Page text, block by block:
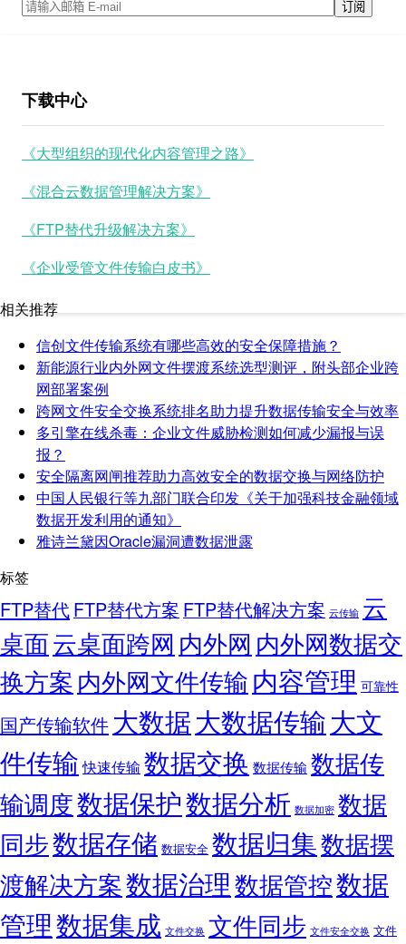
下载中心
《大型组织的现代化内容管理之路》
《混合云数据管理解决方案》
《FTP替代升级解决方案》
《企业受管文件传输白皮书》
相关推荐
信创文件传输系统有哪些高效的安全保障措施？
新能源行业内外网文件摆渡系统选型测评，附头部企业跨
网部署案例
跨网文件安全交换系统排名助力提升数据传输安全与效率
多引擎在线杀毒：企业文件威胁检测如何减少漏报与误
报？
安全隔离网闸推荐助力高效安全的数据交换与网络防护
中国人民银行等九部门联合印发《关于加强科技金融领域
数据开发利用的通知》
雅诗兰黛因Oracle漏洞遭数据泄露
标签
FTP替代FTP替代方案 FTP替代解决方案 云传输 云
桌面云桌面跨网 内外网 内外网数据交
换方案内外网文件传输内容管理 可靠性
国产传输软件 大数据大数据传输大文
件传输 快速传输 数据交换 数据传输数据传
输调度数据保护数据分析 数据加密 数据
同步数据存储 数据安全 数据归集数据摆
渡解决方案数据治理数据管控数据
管理数据集成 文件交换 文件同步 文件安全交换 文件